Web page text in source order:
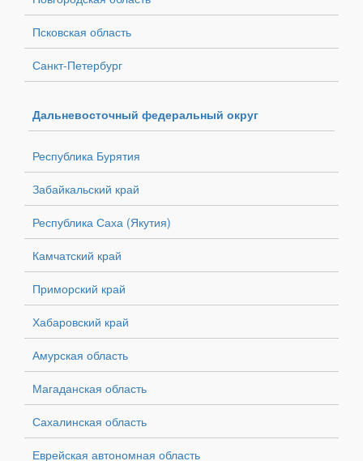
Псковская область
Санкт-Петербург
Дальневосточный федеральный округ
Республика Бурятия
Забайкальский край
Республика Саха (Якутия)
Камчатский край
Приморский край
Хабаровский край
Амурская область
Магаданская область
Сахалинская область
Еврейская автономная область